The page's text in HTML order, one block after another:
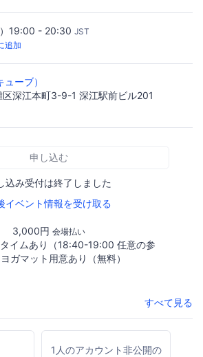
19:00 - 20:30 JST
追加
ューブ）
深江本町3-9-1 深江駅前ビル201
申し込む
込み受付は終了しました
イベント情報を受け取る
3,000円 会場払い
イムあり（18:40-19:00 任意の参
ガマット用意あり（無料）
すべて見る
1人のアカウント非公開の